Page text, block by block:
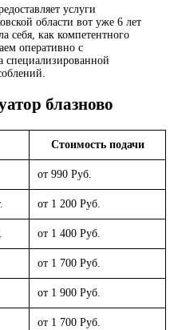
услуги
области вот уже 6 лет
себя, как компетентного
оперативно с
блазново
Стоимость подачи
от 990 Руб.
от 1 200 Руб.
от 1 400 Руб.
от 1 700 Руб.
от 1 900 Руб.
от 1 700 Руб.